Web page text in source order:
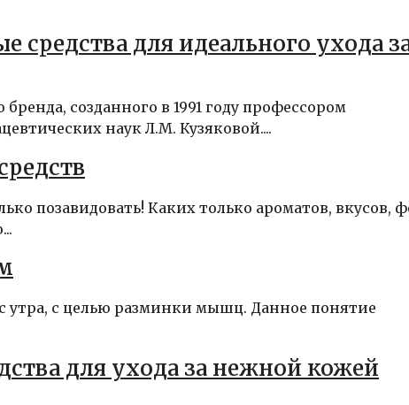
для идеального ухода
созданного в 1991 году профессором
наук Л.М. Кузяковой....
позавидовать! Каких только ароматов, вкусов,
с целью разминки мышц. Данное понятие
для ухода за нежной кожей